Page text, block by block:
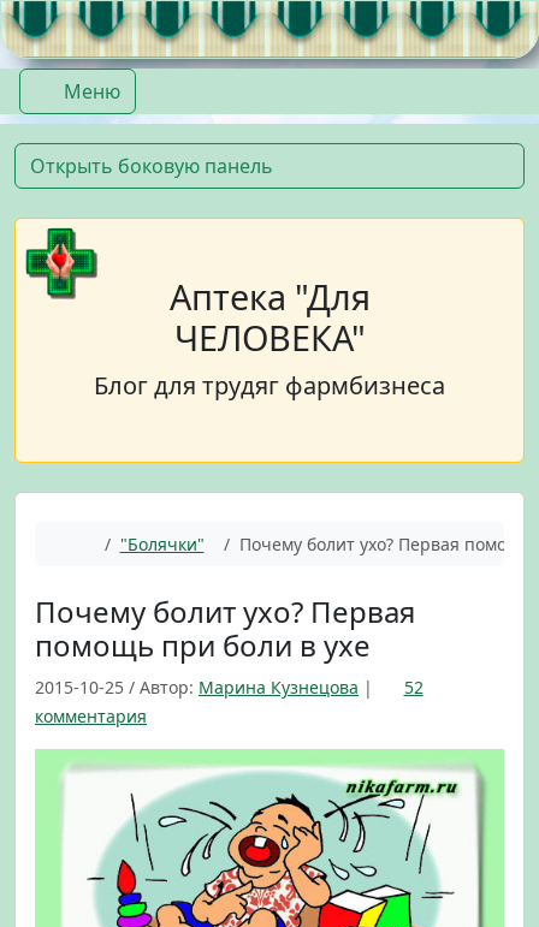
Перейти к содержимому
Перейти к футеру
Меню
Аптека "Для
ЧЕЛОВЕКА"
Блог для трудяг фармбизнеса
Главная"Болячки" Почему болит ухо? Первая помощь
Почему болит ухо? Первая
помощь при боли в ухе
2015-10-25 / Автор: Марина Кузнецова |
52
комментария
а
и
с
и
П
о
Открыть боковую панель